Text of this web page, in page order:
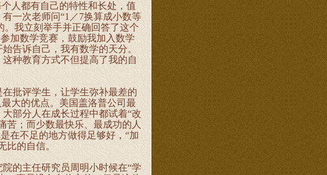
人都有自己的特性和长处，值
一次老师问“1／7换算成小数等
。我立刻举手并正确回答了这个
加数学竞赛，鼓励我加入数学
告诉自己，我有数学的天分。
种教育方式不但提高了我的自
批评学生，让学生弥补最差的
大的优点。美国盖洛普公司最
部分人在成长过程中都试着“改
苦；而少数最快乐、最成功的人
在不足的地方做得足够好，“加
比的自信。
的主任研究员周明小时候在“学